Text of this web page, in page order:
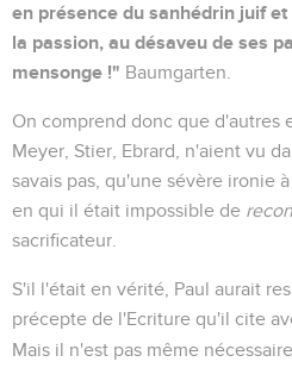
en présence du sanhédrin juif
la passion, au désaveu de ses
mensonge !" Baumgarten.
On comprend donc que d'autres
Meyer, Stier, Ebrard, n'aient vu
savais pas, qu'une sévère ironie
en qui il était impossible de
sacrificateur.
S'il l'était en vérité, Paul aurait
précepte de l'Ecriture qu'il cite
Mais il n'est pas même